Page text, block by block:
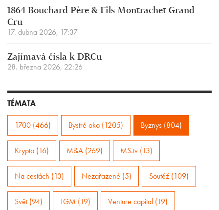
1864 Bouchard Père & Fils Montrachet Grand
Cru
17. dubna 2026, 17:37
Zajímavá čísla k DRCu
28. března 2026, 22:26
TÉMATA
1700 (466) Bystré oko (1205) Byznys (804)
Krypto (16) M&A (269) MS.tv (13)
Na cestách (13) Nezařazené (5) Soutěž (109)
Svět (94) TGM (19) Venture capital (19)